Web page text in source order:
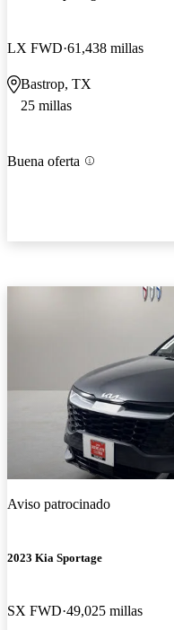
LX FWD 61,438 millas
Bastrop, TX
25 millas
Buena oferta
Aviso patrocinado
2023 Kia Sportage
SX FWD 49,025 millas